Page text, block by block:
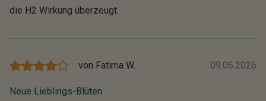
die H2 Wirkung überzeugt.
von Fatima W. 09.06.2026
Neue Lieblings-Blüten